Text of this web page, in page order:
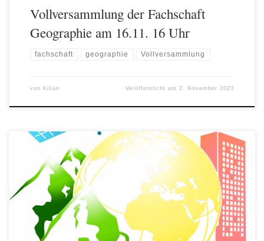
Vollversammlung der Fachschaft
Geographie am 16.11. 16 Uhr
fachschaft geographie Vollversammlung
von Kilian Veröffentlicht am 2. November 2023
Hallo Studis, wir laden euch alle ganz herzlich zur nächsten
Vollversammlung der Fachschaft ein! Sie findet dieses mal noch
online via Zoom statt, ihr könnt also von jedem Ort mit
Internetverbindung aus teilnehmen. Sofern ihr zu der Zeit auf dem
Campus seid und nicht wisst, von wo oder über welches […]